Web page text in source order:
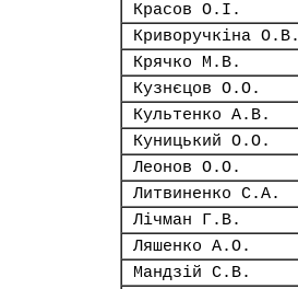
Красов О.І.
Криворучкіна О.В.
Крячко М.В.
Кузнєцов О.О.
Культенко А.В.
Куницький О.О.
Леонов О.О.
Литвиненко С.А.
Лічман Г.В.
Ляшенко А.О.
Мандзій С.В.